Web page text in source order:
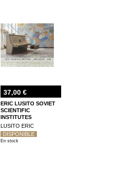
37,00 €
ERIC LUSITO SOVIET
SCIENTIFIC
INSTITUTES
LUSITO ERIC
DISPONIBLE
En stock